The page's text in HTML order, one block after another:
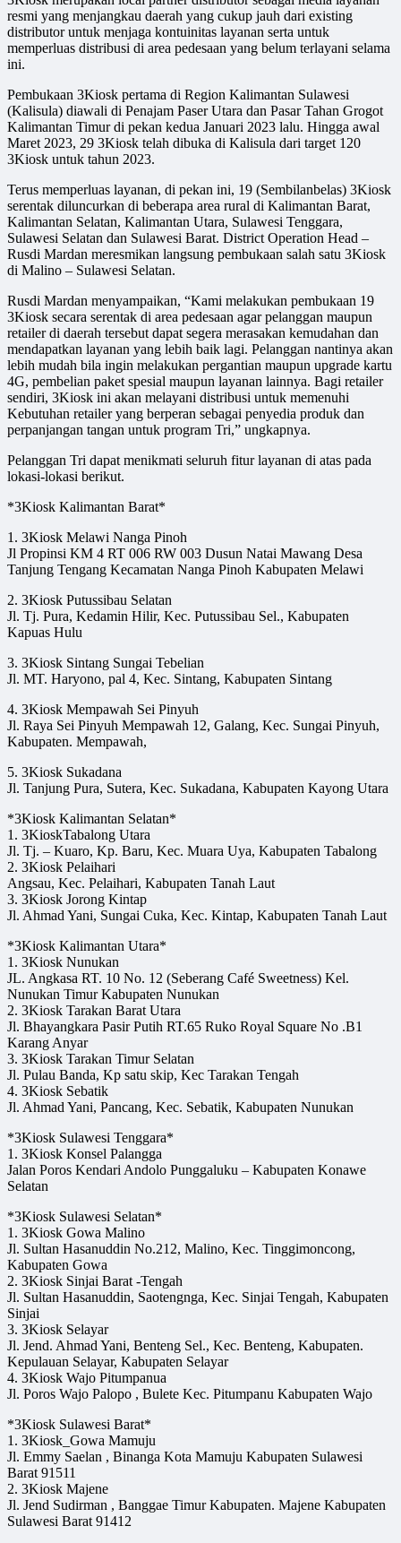
resmi yang menjangkau daerah yang cukup jauh dari existing
distributor untuk menjaga kontuinitas layanan serta untuk
memperluas distribusi di area pedesaan yang belum terlayani selama
ini.
Pembukaan 3Kiosk pertama di Region Kalimantan Sulawesi
(Kalisula) diawali di Penajam Paser Utara dan Pasar Tahan Grogot
Kalimantan Timur di pekan kedua Januari 2023 lalu. Hingga awal
Maret 2023, 29 3Kiosk telah dibuka di Kalisula dari target 120
3Kiosk untuk tahun 2023.
Terus memperluas layanan, di pekan ini, 19 (Sembilanbelas) 3Kiosk
serentak diluncurkan di beberapa area rural di Kalimantan Barat,
Kalimantan Selatan, Kalimantan Utara, Sulawesi Tenggara,
Sulawesi Selatan dan Sulawesi Barat. District Operation Head –
Rusdi Mardan meresmikan langsung pembukaan salah satu 3Kiosk
di Malino – Sulawesi Selatan.
Rusdi Mardan menyampaikan, “Kami melakukan pembukaan 19
3Kiosk secara serentak di area pedesaan agar pelanggan maupun
retailer di daerah tersebut dapat segera merasakan kemudahan dan
mendapatkan layanan yang lebih baik lagi. Pelanggan nantinya akan
lebih mudah bila ingin melakukan pergantian maupun upgrade kartu
4G, pembelian paket spesial maupun layanan lainnya. Bagi retailer
sendiri, 3Kiosk ini akan melayani distribusi untuk memenuhi
Kebutuhan retailer yang berperan sebagai penyedia produk dan
perpanjangan tangan untuk program Tri,” ungkapnya.
Pelanggan Tri dapat menikmati seluruh fitur layanan di atas pada
lokasi-lokasi berikut.
*3Kiosk Kalimantan Barat*
1. 3Kiosk Melawi Nanga Pinoh
Jl Propinsi KM 4 RT 006 RW 003 Dusun Natai Mawang Desa
Tanjung Tengang Kecamatan Nanga Pinoh Kabupaten Melawi
2. 3Kiosk Putussibau Selatan
Jl. Tj. Pura, Kedamin Hilir, Kec. Putussibau Sel., Kabupaten
Kapuas Hulu
3. 3Kiosk Sintang Sungai Tebelian
Jl. MT. Haryono, pal 4, Kec. Sintang, Kabupaten Sintang
4. 3Kiosk Mempawah Sei Pinyuh
Jl. Raya Sei Pinyuh Mempawah 12, Galang, Kec. Sungai Pinyuh,
Kabupaten. Mempawah,
5. 3Kiosk Sukadana
Jl. Tanjung Pura, Sutera, Kec. Sukadana, Kabupaten Kayong Utara
*3Kiosk Kalimantan Selatan*
1. 3KioskTabalong Utara
Jl. Tj. – Kuaro, Kp. Baru, Kec. Muara Uya, Kabupaten Tabalong
2. 3Kiosk Pelaihari
Angsau, Kec. Pelaihari, Kabupaten Tanah Laut
3. 3Kiosk Jorong Kintap
Jl. Ahmad Yani, Sungai Cuka, Kec. Kintap, Kabupaten Tanah Laut
*3Kiosk Kalimantan Utara*
1. 3Kiosk Nunukan
JL. Angkasa RT. 10 No. 12 (Seberang Café Sweetness) Kel.
Nunukan Timur Kabupaten Nunukan
2. 3Kiosk Tarakan Barat Utara
Jl. Bhayangkara Pasir Putih RT.65 Ruko Royal Square No .B1
Karang Anyar
3. 3Kiosk Tarakan Timur Selatan
Jl. Pulau Banda, Kp satu skip, Kec Tarakan Tengah
4. 3Kiosk Sebatik
Jl. Ahmad Yani, Pancang, Kec. Sebatik, Kabupaten Nunukan
*3Kiosk Sulawesi Tenggara*
1. 3Kiosk Konsel Palangga
Jalan Poros Kendari Andolo Punggaluku – Kabupaten Konawe
Selatan
*3Kiosk Sulawesi Selatan*
1. 3Kiosk Gowa Malino
Jl. Sultan Hasanuddin No.212, Malino, Kec. Tinggimoncong,
Kabupaten Gowa
2. 3Kiosk Sinjai Barat -Tengah
Jl. Sultan Hasanuddin, Saotengnga, Kec. Sinjai Tengah, Kabupaten
Sinjai
3. 3Kiosk Selayar
Jl. Jend. Ahmad Yani, Benteng Sel., Kec. Benteng, Kabupaten.
Kepulauan Selayar, Kabupaten Selayar
4. 3Kiosk Wajo Pitumpanua
Jl. Poros Wajo Palopo , Bulete Kec. Pitumpanu Kabupaten Wajo
*3Kiosk Sulawesi Barat*
1. 3Kiosk_Gowa Mamuju
Jl. Emmy Saelan , Binanga Kota Mamuju Kabupaten Sulawesi
Barat 91511
2. 3Kiosk Majene
Jl. Jend Sudirman , Banggae Timur Kabupaten. Majene Kabupaten
Sulawesi Barat 91412